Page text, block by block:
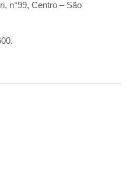
n°99, Centro – São